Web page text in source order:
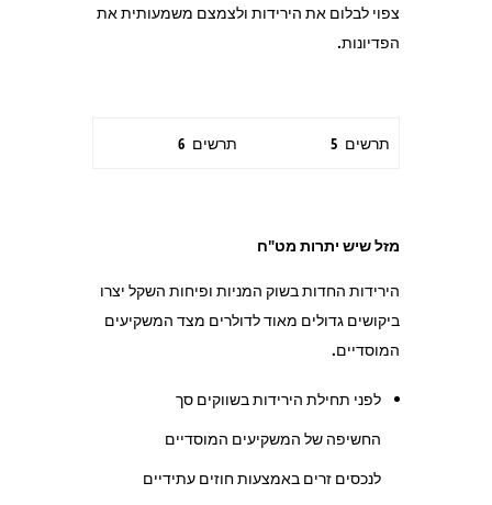
צפוי לבלום את הירידות ולצמצם משמעותית את
הפדיונות.
תרשים 5 תרשים 6
מזל שיש יתרות מט"ח
הירידות החדות בשוק המניות ופיחות השקל יצרו
ביקושים גדולים מאוד לדולרים מצד המשקיעים
המוסדיים.
לפני תחילת הירידות בשווקים סך
החשיפה של המשקיעים המוסדיים
לנכסים זרים באמצעות חוזים עתידיים